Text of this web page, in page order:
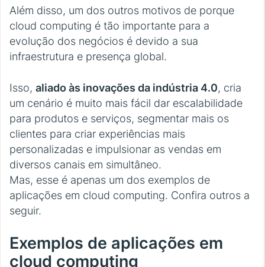
Além disso, um dos outros motivos de porque
cloud computing é tão importante para a
evolução dos negócios é devido a sua
infraestrutura e presença global.
Isso, aliado às inovações da indústria 4.0, cria
um cenário é muito mais fácil dar escalabilidade
para produtos e serviços, segmentar mais os
clientes para criar experiências mais
personalizadas e impulsionar as vendas em
diversos canais em simultâneo.
Mas, esse é apenas um dos exemplos de
aplicações em cloud computing. Confira outros a
seguir.
Exemplos de aplicações em
cloud computing